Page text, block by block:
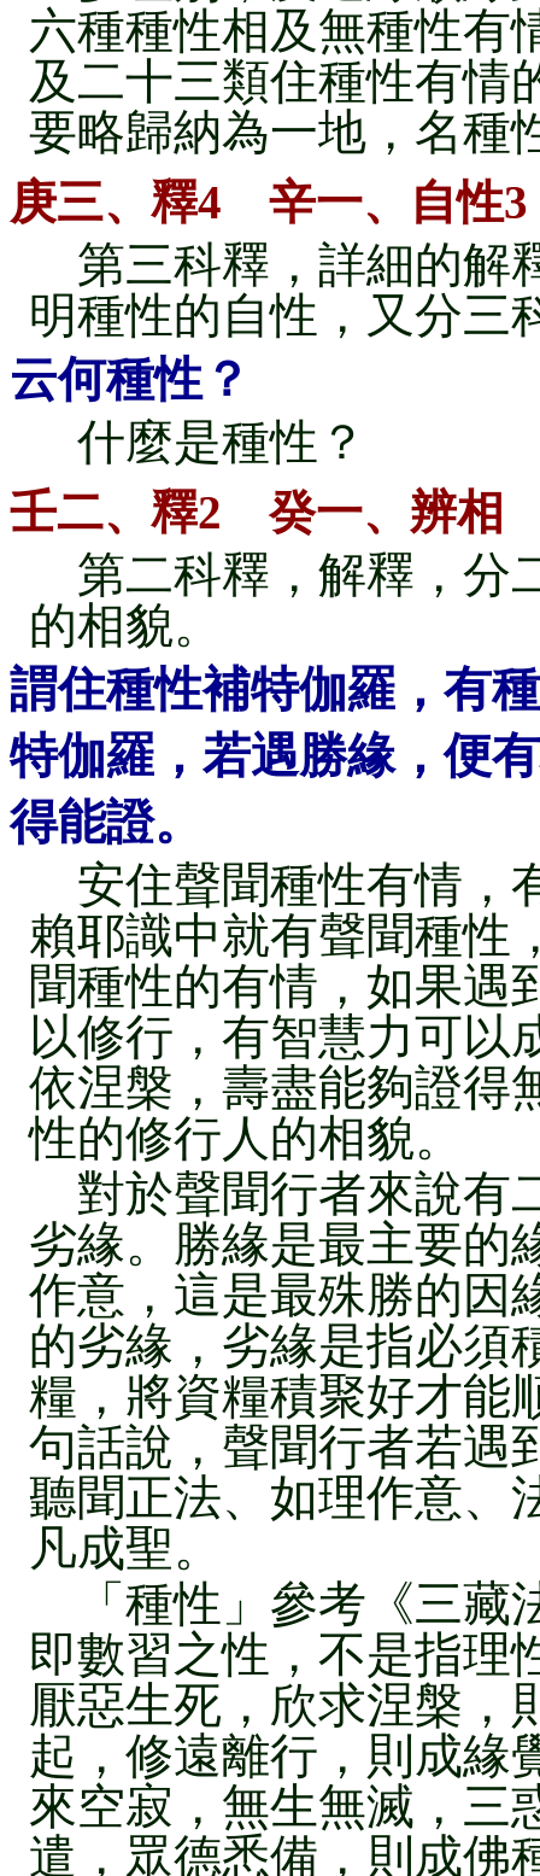
六種種性相及無種性有
及二十三類住種性有情
要略歸納為一地，名種
庚三、釋4 辛一、自性
第三科釋，詳細的解
明種性的自性，又分三
云何種性？
什麼是種性？
壬二、釋2 癸一、辨相
第二科釋，解釋，分
的相貌。
謂住種性補特伽羅，有
特伽羅，若遇勝緣，便
得能證。
安住聲聞種性有情，
賴耶識中就有聲聞種性
聞種性的有情，如果遇
以修行，有智慧力可以
依涅槃，壽盡能夠證得
性的修行人的相貌。
對於聲聞行者來說有
劣緣。勝緣是最主要的
作意，這是最殊勝的因
的劣緣，劣緣是指必須
糧，將資糧積聚好才能
句話說，聲聞行者若遇
聽聞正法、如理作意、
凡成聖。
「種性」參考《三藏
即數習之性，不是指理
厭惡生死，欣求涅槃，
起，修遠離行，則成緣
來空寂，無生無滅，三
遣，眾德悉備，則成佛